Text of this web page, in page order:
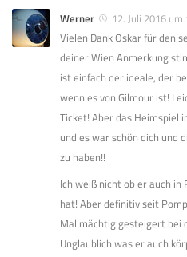
Werner
12. Juli 2016 um
Vielen Dank Oskar für den
deiner Wien Anmerkung
ist einfach der ideale, der
wenn es von Gilmour ist!
Ticket! Aber das Heimspiel
und es war schön dich und
zu haben!!
Ich weiß nicht ob er auch in
hat! Aber definitiv seit
Mal mächtig gesteigert bei
Unglaublich was er auch